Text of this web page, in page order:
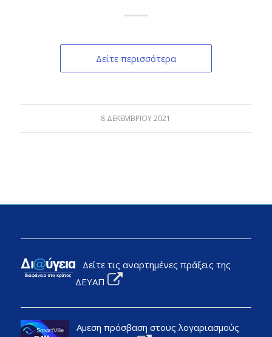
Δείτε περισσότερα
8 ΔΕΚΕΜΒΡΊΟΥ 2021
Δείτε τις αναρτημένες πράξεις της
ΔΕΥΑΠ
Αμεση πρόσβαση στους λογαριασμούς